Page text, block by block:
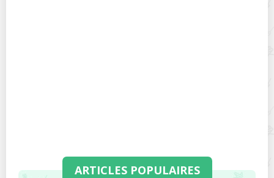
ARTICLES POPULAIRES